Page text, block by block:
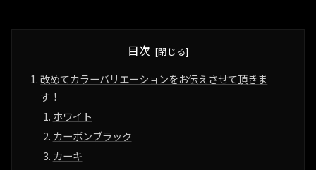
目次
改めてカラーバリエーションをお伝えさせて頂きま
す！
ホワイト
カーボンブラック
カーキ